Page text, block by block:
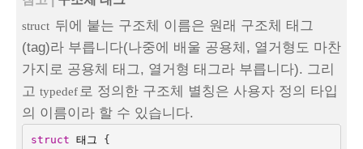
struct 뒤에 붙는 구조체 이름은 원래 구조체 태그
(tag)라 부릅니다(나중에 배울 공용체, 열거형도 마찬
가지로 공용체 태그, 열거형 태그라 부릅니다). 그리
고 typedef 로 정의한 구조체 별칭은 사용자 정의 타입
의 이름이라 할 수 있습니다.
struct 태그
{